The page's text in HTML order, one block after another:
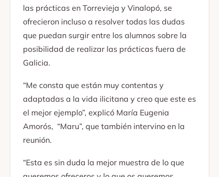
las prácticas en Torrevieja y Vinalopó, se
ofrecieron incluso a resolver todas las dudas
que puedan surgir entre los alumnos sobre la
posibilidad de realizar las prácticas fuera de
Galicia.
“Me consta que están muy contentas y
adaptadas a la vida ilicitana y creo que este es
el mejor ejemplo”, explicó María Eugenia
Amorós, “Maru”, que también intervino en la
reunión.
“Esta es sin duda la mejor muestra de lo que